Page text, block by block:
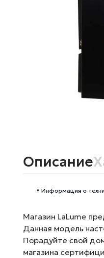
Описание
* Информация о
Магазин LaLume
Данная модель
Порадуйте свой
магазина